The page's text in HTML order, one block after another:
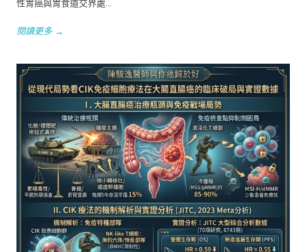
性胃癌與胃食道交界處...
閱讀更多 →